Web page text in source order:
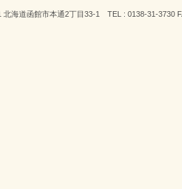
北海道函館市本通2丁目33-1 TEL : 0138-31-3730